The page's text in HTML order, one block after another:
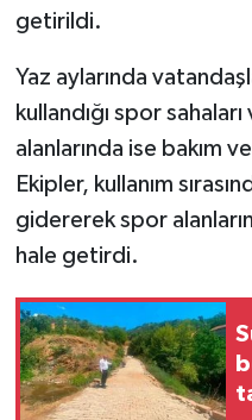
getirildi.
Yaz aylarında
kullandığı spor
alanlarında ise bakım
Ekipler, kullanım
gidererek spor
hale getirdi.